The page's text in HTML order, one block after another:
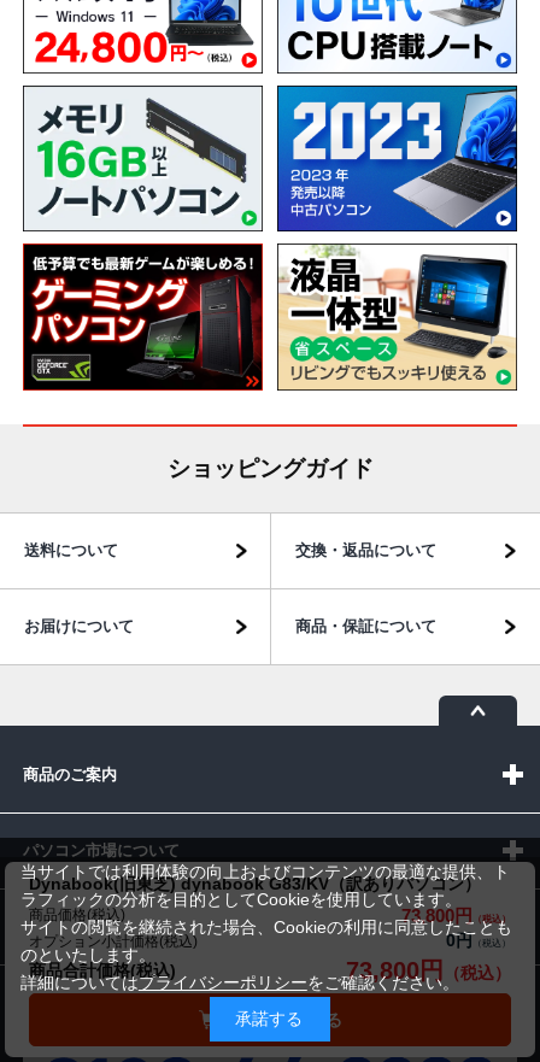
Dynabook(旧東芝) dynabook G83/KV（訳ありパソコン）
商品価格(税込) 73,800円
オプション小計価格(税込)
0円
商品合計価格(税込)
73,800円
カートに入れる
ショッピングガイド
送料について 交換・返品について
お届けについて 商品・保証について
商品のご案内
パソコン市場について
パソコン販売以外のサービス
お問い合わせ
当サイトでは利用体験の向上およびコンテンツの最適な提供、ト
ラフィックの分析を目的としてCookieを使用しています。
サイトの閲覧を継続された場合、Cookieの利用に同意したことも
のといたします。
詳細についてはプライバシーポリシーをご確認ください。
承諾する